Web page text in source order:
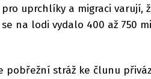
uprchlíky a migraci varují,
na lodi vydalo 400 až 750
pobřežní stráž ke člunu